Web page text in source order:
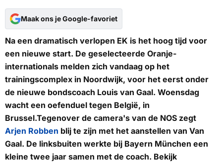
Maak ons je Google-favoriet
Na een dramatisch verlopen EK is het hoog tijd voor
een nieuwe start. De geselecteerde Oranje-
internationals melden zich vandaag op het
trainingscomplex in Noordwijk, voor het eerst onder
de nieuwe bondscoach Louis van Gaal. Woensdag
wacht een oefenduel tegen België, in
Brussel.Tegenover de camera's van de NOS zegt
Arjen Robben blij te zijn met het aanstellen van Van
Gaal. De linksbuiten werkte bij Bayern München een
kleine twee jaar samen met de coach. Bekijk